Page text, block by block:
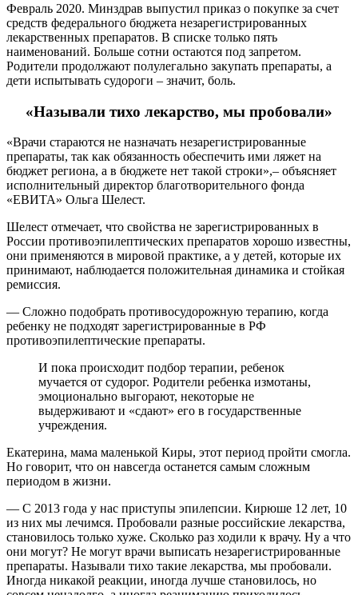
Февраль 2020. Минздрав выпустил приказ о покупке за счет
средств федерального бюджета незарегистрированных
лекарственных препаратов. В списке только пять
наименований. Больше сотни остаются под запретом.
Родители продолжают полулегально закупать препараты, а
дети испытывать судороги – значит, боль.
«Называли тихо лекарство, мы пробовали»
«Врачи стараются не назначать незарегистрированные
препараты, так как обязанность обеспечить ими ляжет на
бюджет региона, а в бюджете нет такой строки»,– объясняет
исполнительный директор благотворительного фонда
«ЕВИТА» Ольга Шелест.
Шелест отмечает, что свойства не зарегистрированных в
России противоэпилептических препаратов хорошо известны,
они применяются в мировой практике, а у детей, которые их
принимают, наблюдается положительная динамика и стойкая
ремиссия.
— Сложно подобрать противосудорожную терапию, когда
ребенку не подходят зарегистрированные в РФ
противоэпилептические препараты.
И пока происходит подбор терапии, ребенок
мучается от судорог. Родители ребенка измотаны,
эмоционально выгорают, некоторые не
выдерживают и «сдают» его в государственные
учреждения.
Екатерина, мама маленькой Киры, этот период пройти смогла.
Но говорит, что он навсегда останется самым сложным
периодом в жизни.
— С 2013 года у нас приступы эпилепсии. Кирюше 12 лет, 10
из них мы лечимся. Пробовали разные российские лекарства,
становилось только хуже. Сколько раз ходили к врачу. Ну а что
они могут? Не могут врачи выписать незарегистрированные
препараты. Называли тихо такие лекарства, мы пробовали.
Иногда никакой реакции, иногда лучше становилось, но